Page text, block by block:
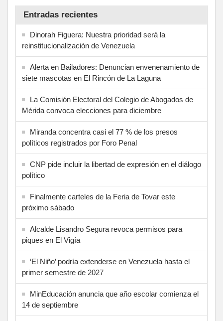
Entradas recientes
Dinorah Figuera: Nuestra prioridad será la
reinstitucionalización de Venezuela
Alerta en Bailadores: Denuncian envenenamiento de
siete mascotas en El Rincón de La Laguna
La Comisión Electoral del Colegio de Abogados de
Mérida convoca elecciones para diciembre
Miranda concentra casi el 77 % de los presos
políticos registrados por Foro Penal
CNP pide incluir la libertad de expresión en el diálogo
político
Finalmente carteles de la Feria de Tovar este
próximo sábado
Alcalde Lisandro Segura revoca permisos para
piques en El Vigía
‘El Niño’ podría extenderse en Venezuela hasta el
primer semestre de 2027
MinEducación anuncia que año escolar comienza el
14 de septiembre